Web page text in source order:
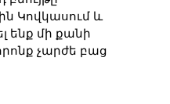
Կովկասում և
ենք մի քանի
չարժե բաց